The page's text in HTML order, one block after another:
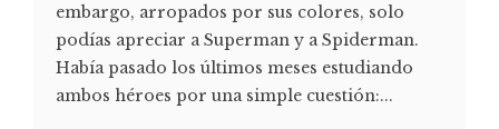
embargo, arropados por sus colores, solo
podías apreciar a Superman y a Spiderman.
Había pasado los últimos meses estudiando
ambos héroes por una simple cuestión:...